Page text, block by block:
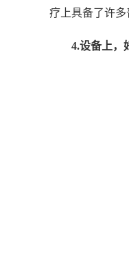
疗上具备了许多
4.设备上，好